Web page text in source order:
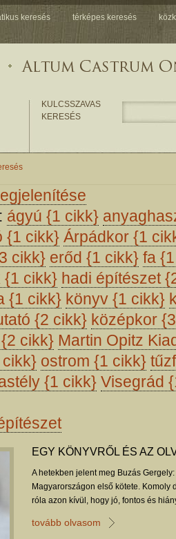
keresés térképes keresés
KULCSSZAVAS
KERESÉS
ágyú {1 cikk}
{1 cikk} Árpádkor {1
cikk} erőd {1 cikk} fa
{1 cikk} hadi építészet
{1 cikk} könyv {1 cikk}
{2 cikk} középkor
{2 cikk} Martin Opitz
ostrom {1 cikk}
{1 cikk} Visegrád
EGY KÖNYVRŐL ÉS AZ
A hetekben jelent meg Buzás
Magyarországon első kötete. Komoly
róla azon kívül, hogy jó, fontos és
tovább olvasom